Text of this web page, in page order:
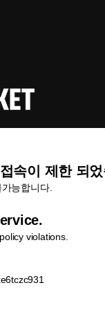
속이 제한 되
능합니다.
violations.